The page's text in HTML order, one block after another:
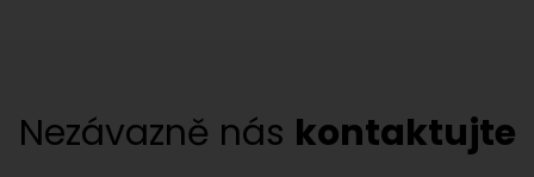
Nezávazně nás kontaktujte